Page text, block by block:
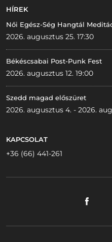
HÍREK
Női Egész-Ség Hangtál
2026. augusztus 25. 17:30
Békéscsabai Post-Punk Fest
2026. augusztus 12. 19:00
Szedd magad előszüret
2026. augusztus 4. - 2026.
KAPCSOLAT
+36 (66) 441-261